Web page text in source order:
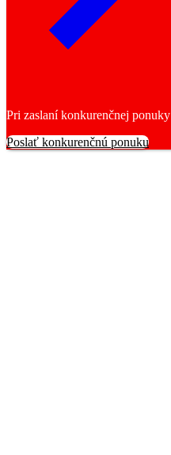
Pri zaslaní konkurenčnej ponuky
Poslať konkurenčnú ponuku